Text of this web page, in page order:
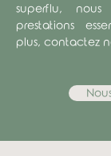
superflu, nous
prestations
plus, contactez